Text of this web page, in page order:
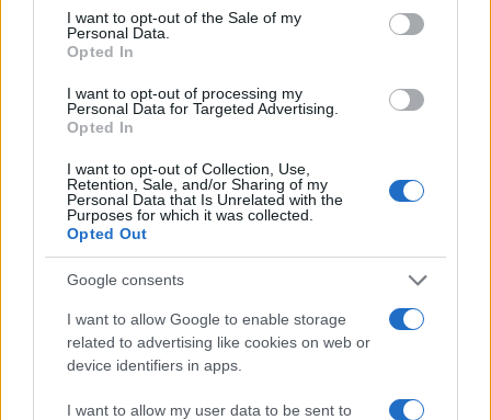
consent section.
I want to opt-out of the Sale of my
Personal Data.
Opted In
I want to opt-out of processing my
Personal Data for Targeted Advertising.
Opted In
I want to opt-out of Collection, Use,
Retention, Sale, and/or Sharing of my
Personal Data that Is Unrelated with the
Purposes for which it was collected.
Opted Out
Google consents
I want to allow Google to enable storage
related to advertising like cookies on web or
device identifiers in apps.
I want to allow my user data to be sent to
Σχόλια
«Αφιέρωσε τη ζωή της στο
να βοηθά ανθρώπους που
είχαν ανάγκη» - Η πρώτη
δήλωση της οικογένειας
της 38χρονης Λίζα που
βρέθηκε νεκρή στην
Κυψέλη
Πρόσκρουση
SpaceX στη Σελήνη:
εικόνες πριν και